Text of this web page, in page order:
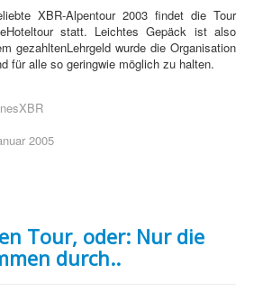
XBR-Alpentour 2003 findet die Tour
statt. Leichtes Gepäck ist also
gezahltenLehrgeld wurde die Organisation
für alle so geringwie möglich zu halten.
2005
Tour, oder: Nur die
durch..